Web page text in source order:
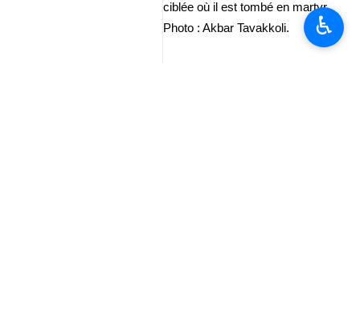
ciblée où il est tombé en martyr.
Photo : Akbar Tavakkoli.
♿︎